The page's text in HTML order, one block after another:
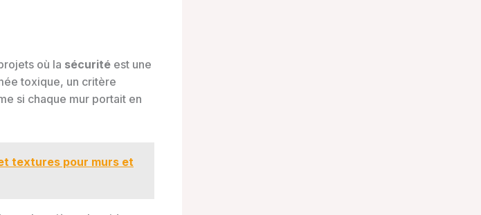
où la sécurité est une
toxique, un critère
si chaque mur portait en
textures pour murs et